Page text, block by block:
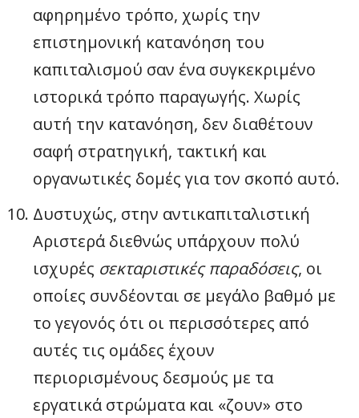
αφηρημένο τρόπο, χωρίς την
επιστημονική κατανόηση του
καπιταλισμού σαν ένα συγκεκριμένο
ιστορικά τρόπο παραγωγής. Χωρίς
αυτή την κατανόηση, δεν διαθέτουν
σαφή στρατηγική, τακτική και
οργανωτικές δομές για τον σκοπό αυτό.
Δυστυχώς, στην αντικαπιταλιστική
Αριστερά διεθνώς υπάρχουν πολύ
ισχυρές σεκταριστικές παραδόσεις, οι
οποίες συνδέονται σε μεγάλο βαθμό με
το γεγονός ότι οι περισσότερες από
αυτές τις ομάδες έχουν
περιορισμένους δεσμούς με τα
εργατικά στρώματα και «ζουν» στο